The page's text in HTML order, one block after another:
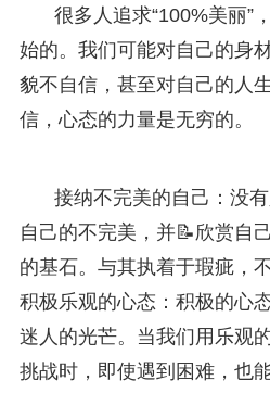
很多人追求“100%美丽”
始的。我们可能对自己的身
貌不自信，甚至对自己的人
信，心态的力量是无穷的。
接纳不完美的自己：没
自己的不完美，并📝欣赏自
的基石。与其执着于瑕疵，
积极乐观的心态：积极的心
迷人的光芒。当我们用乐观
挑战时，即使遇到困难，也